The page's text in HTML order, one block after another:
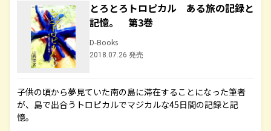
とろとろトロピカル ある旅の記録と
記憶。 第3巻
D-Books
2018.07.26 発売
子供の頃から夢見ていた南の島に滞在することになった筆者
が、島で出合うトロピカルでマジカルな45日間の記録と記
憶。